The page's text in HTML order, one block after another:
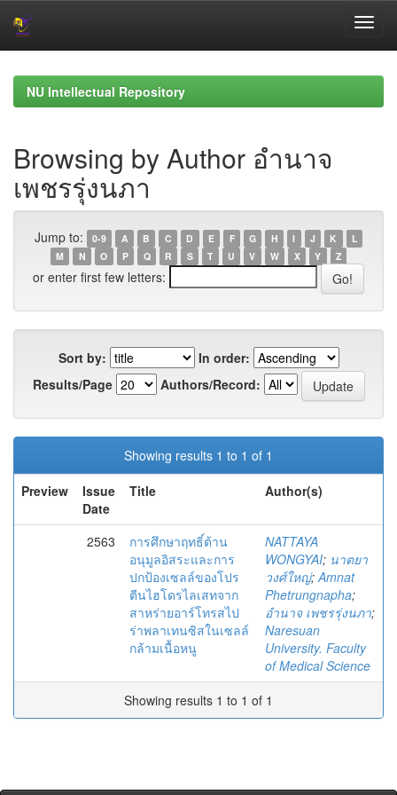
navigationNU Intellectual Repository
Browsing by Author อำนาจ
เพชรรุ่งนภา
Jump to: 0-9 A B C D E F G H I J K
L
M
N O P Q R S T U V W X Y Z
or enter first few letters:
Sort by:
In order:
Results/Page
Authors/Record:
Showing results 1 to 1 of 1
Preview
Issue
Date
Title Author(s)
2563
การศึกษาฤทธิ์ต้าน
อนุมูลอิสระและการ
ปกป้องเซลล์ของโปร
ตีนไฮโดรไลเสทจาก
สาหร่ายอาร์โทรสไป
ร่าพลาเทนซิสในเซลล์
กล้ามเนื้อหนู
NATTAYA
WONGYAI; นาตยา
วงศ์ใหญ่;Amnat
Phetrungnapha;
อำนาจ เพชรรุ่งนภา;
Naresuan
University. Faculty
of Medical Science
Showing results 1 to 1 of 1